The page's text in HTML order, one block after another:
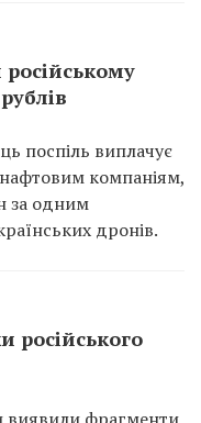
поспіль виплачує
нафтовим компаніям,
за одним
дронів.
російського
виявили фрагменти